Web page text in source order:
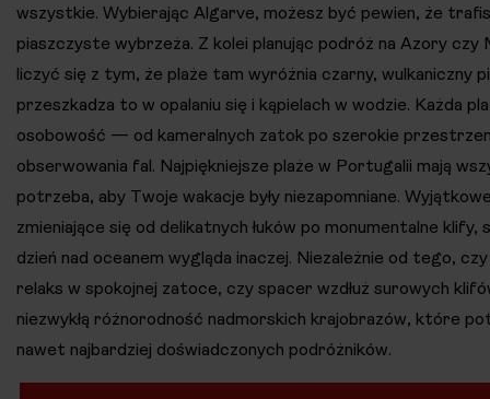
wszystkie. Wybierając Algarve, możesz być pewien, że
piaszczyste wybrzeża. Z kolei planując podróż na Azory czy
liczyć się z tym, że plaże tam wyróżnia czarny, wulkaniczny
przeszkadza to w opalaniu się i kąpielach w wodzie. Każda
osobowość — od kameralnych zatok po szerokie
obserwowania fal. Najpiękniejsze plaże w Portugalii mają
potrzeba, aby Twoje wakacje były niezapomniane.
zmieniające się od delikatnych łuków po monumentalne klify,
dzień nad oceanem wygląda inaczej. Niezależnie od tego,
relaks w spokojnej zatoce, czy spacer wzdłuż surowych
niezwykłą różnorodność nadmorskich krajobrazów, które
nawet najbardziej doświadczonych podróżników.